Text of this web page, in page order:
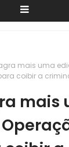
mais uma
coibir a
mais